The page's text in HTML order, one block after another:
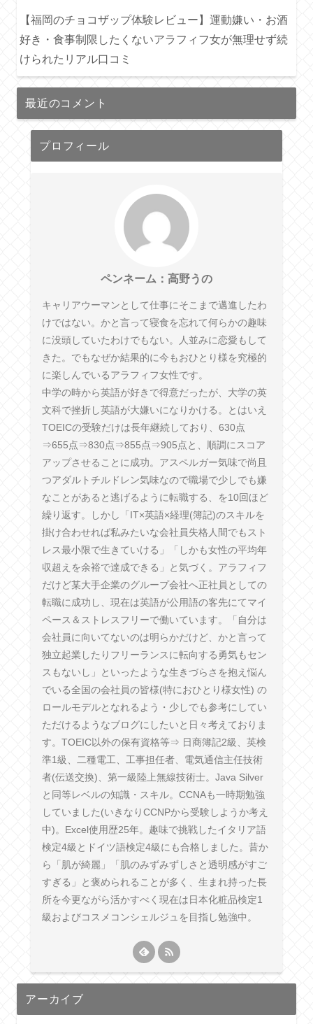
【福岡のチョコザップ体験レビュー】運動嫌い・お酒
好き・食事制限したくないアラフィフ女が無理せず続
けられたリアル口コミ
最近のコメント
プロフィール
ペンネーム：高野うの
キャリアウーマンとして仕事にそこまで邁進したわ
けではない。かと言って寝食を忘れて何らかの趣味
に没頭していたわけでもない。人並みに恋愛もして
きた。でもなぜか結果的に今もおひとり様を究極的
に楽しんでいるアラフィフ女性です。
中学の時から英語が好きで得意だったが、大学の英
文科で挫折し英語が大嫌いになりかける。とはいえ
TOEICの受験だけは長年継続しており、630点
⇒655点⇒830点⇒855点⇒905点と、順調にスコア
アップさせることに成功。アスペルガー気味で尚且
つアダルトチルドレン気味なので職場で少しでも嫌
なことがあると逃げるように転職する、を10回ほど
繰り返す。しかし「IT×英語×経理(簿記)のスキルを
掛け合わせれば私みたいな会社員失格人間でもスト
レス最小限で生きていける」「しかも女性の平均年
収超えを余裕で達成できる」と気づく。アラフィフ
だけど某大手企業のグループ会社へ正社員としての
転職に成功し、現在は英語が公用語の客先にてマイ
ペース＆ストレスフリーで働いています。「自分は
会社員に向いてないのは明らかだけど、かと言って
独立起業したりフリーランスに転向する勇気もセン
スもないし」といったような生きづらさを抱え悩ん
でいる全国の会社員の皆様(特におひとり様女性) の
ロールモデルとなれるよう・少しでも参考にしてい
ただけるようなブログにしたいと日々考えておりま
す。TOEIC以外の保有資格等⇒ 日商簿記2級、英検
準1級、二種電工、工事担任者、電気通信主任技術
者(伝送交換)、第一級陸上無線技術士。Java Silver
と同等レベルの知識・スキル。CCNAも一時期勉強
していました(いきなりCCNPから受験しようか考え
中)。Excel使用歴25年。趣味で挑戦したイタリア語
検定4級とドイツ語検定4級にも合格しました。昔か
ら「肌が綺麗」「肌のみずみずしさと透明感がすご
すぎる」と褒められることが多く、生まれ持った長
所を今更ながら活かすべく現在は日本化粧品検定1
級およびコスメコンシェルジュを目指し勉強中。
アーカイブ